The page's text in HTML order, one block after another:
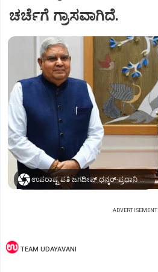
ಚರ್ಚೆಗೆ ಗ್ರಾಸವಾಗಿದೆ.
ಉಪರಾಷ್ಟ್ರಪತಿ ಜಗದೀಪ್‌ ಧನ್ಕರ್-ಪ್ರಧಾನಿ ಮೋದಿ
ADVERTISEMENT
TEAM UDAYAVANI